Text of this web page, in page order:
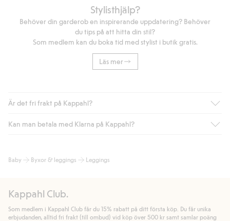
Stylisthjälp?
Behöver din garderob en inspirerande uppdatering? Behöver
du tips på att hitta din stil?
Som medlem kan du boka tid med stylist i butik gratis.
Läs mer
Är det fri frakt på Kappahl?
Är du medlem i Kappahl Club har du alltid gratis frakt till butik
automatik efter du loggat in och identifierats som medlem.
handlar för.
Läs mer
Kan man betala med Klarna på Kappahl?
bland annat faktura och swish men även andra betalningssätt.
allmänna villkor.
Läs mer
Baby Byxor & leggings Leggings
Kappahl Club.
Som medlem i Kappahl Club får du 15% rabatt på ditt första köp. Du får unika
erbjudanden, alltid fri frakt (till ombud) vid köp över 500 kr samt samlar poäng